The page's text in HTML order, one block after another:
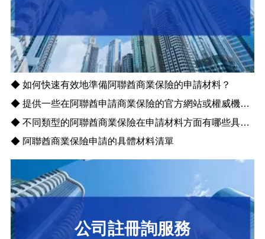
◆ 如何快速有效地準備阿聯酋商業保險的申請材料？
◆ 提供一些在阿聯酋申請商業保險的官方網站或權威機構信息
◆ 不同類型的阿聯酋商業保險在申請材料方面有哪些具體差異？
◆ 阿聯酋商業保險申請的具體材料清單
公司註冊詢服務